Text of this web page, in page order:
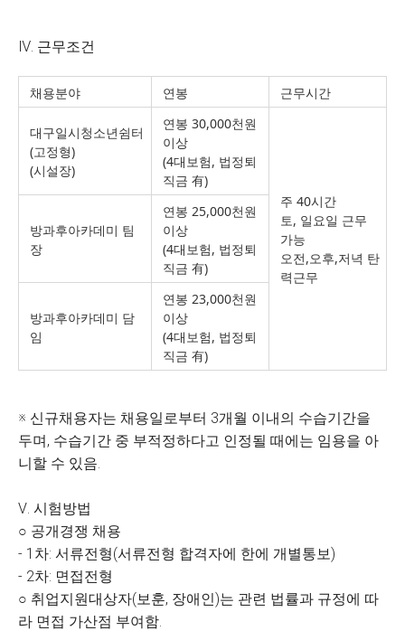
Ⅳ. 근무조건
채용분야 연봉 근무시간
대구일시청소년쉼터
(고정형)
(시설장)
연봉 30,000천원
이상
(4대보험, 법정퇴
직금 有)
주 40시간
토, 일요일 근무
가능
오전,오후,저녁 탄
력근무
방과후아카데미 팀
장
연봉 25,000천원
이상
(4대보험, 법정퇴
직금 有)
방과후아카데미 담
임
연봉 23,000천원
이상
(4대보험, 법정퇴
직금 有)
※ 신규채용자는 채용일로부터 3개월 이내의 수습기간을
두며, 수습기간 중 부적정하다고 인정될 때에는 임용을 아
니할 수 있음.
Ⅴ. 시험방법
○ 공개경쟁 채용
- 1차: 서류전형(서류전형 합격자에 한에 개별통보)
- 2차: 면접전형
○ 취업지원대상자(보훈, 장애인)는 관련 법률과 규정에 따
라 면접 가산점 부여함.